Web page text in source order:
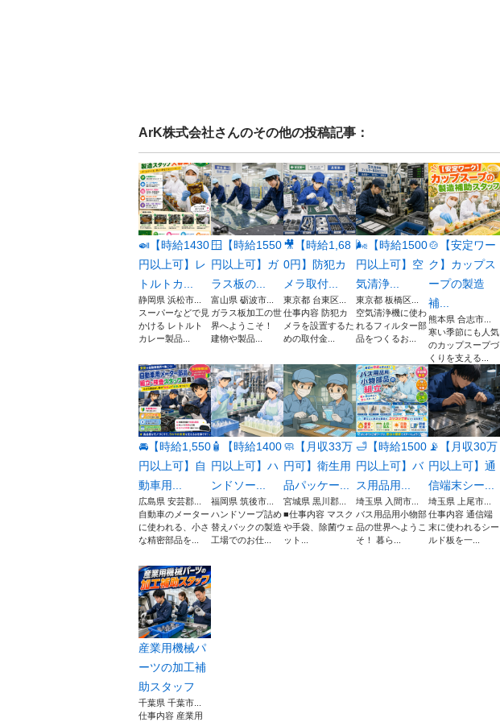
ArK株式会社さんのその他の投稿記事：
🍛【時給1430
円以上可】レ
トルトカ...
静岡県 浜松市...
スーパーなどで見
かける レトルト
カレー製品...
🪟【時給1550
円以上可】ガ
ラス板の...
富山県 砺波市...
ガラス板加工の世
界へようこそ！
建物や製品...
🎥【時給1,68
0円】防犯カ
メラ取付...
東京都 台東区...
仕事内容 防犯カ
メラを設置するた
めの取付金...
🌬️【時給1500
円以上可】空
気清浄...
東京都 板橋区...
空気清浄機に使わ
れるフィルター部
品をつくるお...
🍲【安定ワー
ク】カップス
ープの製造
補...
熊本県 合志市...
寒い季節にも人気
のカップスープづ
くりを支える...
🚘【時給1,550
円以上可】自
動車用...
広島県 安芸郡...
自動車のメーター
に使われる、小さ
な精密部品を...
🧴【時給1400
円以上可】ハ
ンドソー...
福岡県 筑後市...
ハンドソープ詰め
替えパックの製造
工場でのお仕...
🧼【月収33万
円可】衛生用
品パッケー...
宮城県 黒川郡...
■仕事内容 マスク
や手袋、除菌ウェ
ット...
🛁【時給1500
円以上可】バ
ス用品用...
埼玉県 入間市...
バス用品用小物部
品の世界へようこ
そ！ 暮ら...
📡【月収30万
円以上可】通
信端末シー...
埼玉県 上尾市...
仕事内容 通信端
末に使われるシー
ルド板を一...
産業用機械パ
ーツの加工補
助スタッフ
千葉県 千葉市...
仕事内容 産業用